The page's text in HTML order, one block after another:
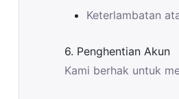
Keterlambatan
6. Penghentian Akun
Kami berhak untuk